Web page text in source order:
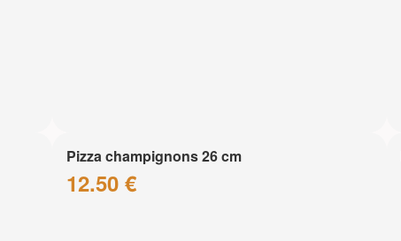
Pizza champignons 26 cm
12.50 €